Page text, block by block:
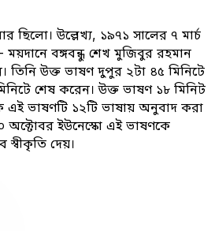
ছিলো। উল্লেখ্য, ১৯৭১ সালের ৭ মার্চ
ময়দানে বঙ্গবন্ধু শেখ মুজিবুর রহমান
তিনি উক্ত ভাষণ দুপুর ২টা ৪৫ মিনিটে
শেষ করেন। উক্ত ভাষণ ১৮ মিনিট
এই ভাষণটি ১২টি ভাষায় অনুবাদ করা
ইউনেস্কো এই ভাষণকে
স্বীকৃতি দেয়।